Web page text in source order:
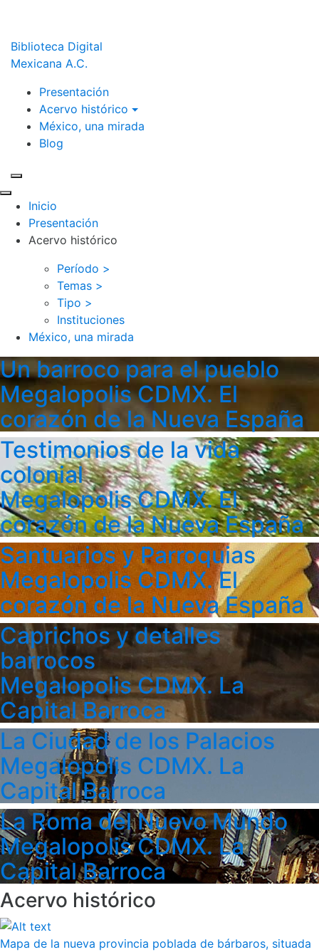
Biblioteca Digital
Mexicana A.C.
Presentación
Acervo histórico
México, una mirada
Blog
Inicio
Presentación
Acervo histórico
Período >
Temas >
Tipo >
Instituciones
México, una mirada
Un barroco para el pueblo
Megalopolis CDMX. El
corazón de la Nueva España
Testimonios de la vida
colonial
Megalopolis CDMX. El
corazón de la Nueva España
Santuarios y Parroquias
Megalopolis CDMX. El
corazón de la Nueva España
Caprichos y detalles
barrocos
Megalopolis CDMX. La
Capital Barroca
La Ciudad de los Palacios
Megalopolis CDMX. La
Capital Barroca
La Roma del Nuevo Mundo
Megalopolis CDMX. La
Capital Barroca
Acervo histórico
Mapa de la nueva provincia poblada de bárbaros, situada